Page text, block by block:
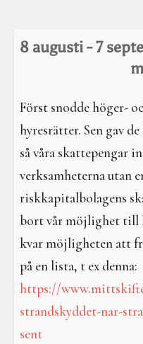
I en galen värld
Galdrar
Aktiviteter
Resa i verkligheterna
8 augusti - 7
Först snodde höger-
hyresrätter. Sen gav
så våra skattepengar
verksamheterna utan
riskkapitalbolagens
bort vår möjlighet till
kvar möjligheten att
på en lista, t ex denna:
https://
strandskyddet-nar-
sent